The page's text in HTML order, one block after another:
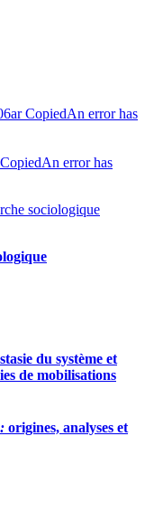
CopiedAn error has
CopiedAn error has
sociologique
du système et
de mobilisations
origines, analyses et